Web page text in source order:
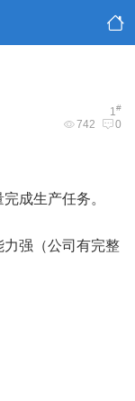
1#
742 0
成生产任务。
强（公司有完整